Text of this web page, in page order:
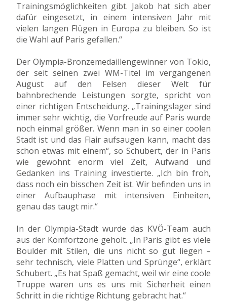
Trainingsmöglichkeiten gibt. Jakob hat sich aber
dafür eingesetzt, in einem intensiven Jahr mit
vielen langen Flügen in Europa zu bleiben. So ist
die Wahl auf Paris gefallen.“
Der Olympia-Bronzemedaillengewinner von Tokio,
der seit seinen zwei WM-Titel im vergangenen
August auf den Felsen dieser Welt für
bahnbrechende Leistungen sorgte, spricht von
einer richtigen Entscheidung. „Trainingslager sind
immer sehr wichtig, die Vorfreude auf Paris wurde
noch einmal größer. Wenn man in so einer coolen
Stadt ist und das Flair aufsaugen kann, macht das
schon etwas mit einem“, so Schubert, der in Paris
wie gewohnt enorm viel Zeit, Aufwand und
Gedanken ins Training investierte. „Ich bin froh,
dass noch ein bisschen Zeit ist. Wir befinden uns in
einer Aufbauphase mit intensiven Einheiten,
genau das taugt mir.“
In der Olympia-Stadt wurde das KVÖ-Team auch
aus der Komfortzone geholt. „In Paris gibt es viele
Boulder mit Stilen, die uns nicht so gut liegen –
sehr technisch, viele Platten und Sprünge“, erklärt
Schubert. „Es hat Spaß gemacht, weil wir eine coole
Truppe waren uns es uns mit Sicherheit einen
Schritt in die richtige Richtung gebracht hat.“